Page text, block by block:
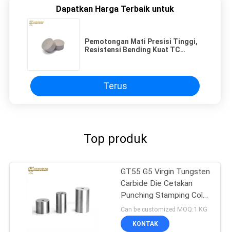
Dapatkan Harga Terbaik untuk
Pemotongan Mati Presisi Tinggi,
Resistensi Bending Kuat TC
Terus
Top produk
GT55 G5 Virgin Tungsten
Carbide Die Cetakan
Punching Stamping Cold
Heading Die
Can be customized MOQ:1 KG
KONTAK